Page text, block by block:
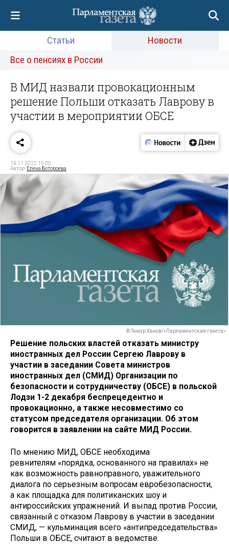
Статьи
Новости
Все о пенсиях в России
В МИД назвали провокационным
решение Польши отказать Лаврову в
участии в мероприятии ОБСЕ
19.11.2022 15:00
Автор: Елена Ботороева
© Тимур Ханов/«Парламентская газета»
Решение польских властей отказать министру
иностранных дел России Сергею Лаврову в
участии в заседании Совета министров
иностранных дел (СМИД) Организации по
безопасности и сотрудничеству (ОБСЕ) в польской
Лодзи 1-2 декабря беспрецедентно и
провокационно, а также несовместимо со
статусом председателя организации. Об этом
говорится в заявлении на сайте МИД России.
По мнению МИД, ОБСЕ необходима
ревнителям «порядка, основанного на правилах» не
как возможность равноправного, уважительного
диалога по серьезным вопросам евробезопасности,
а как площадка для политиканских шоу и
антироссийских упражнений. И выпад против России,
связанный с отказом Лаврову в участии в заседании
СМИД, — кульминация всего «антипредседательства»
Польши в ОБСЕ, считают в ведомстве.